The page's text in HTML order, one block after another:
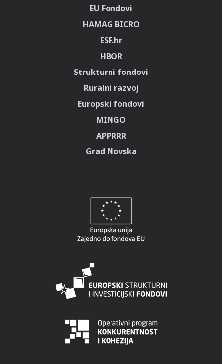
EU Fondovi
HAMAG BICRO
ESF.hr
HBOR
Strukturni fondovi
Ruralni razvoj
Europski fondovi
MINGO
APPRRR
Grad Novska